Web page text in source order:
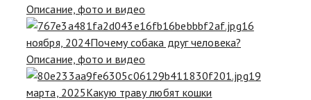
Описание, фото и видео
16
ноября, 2024Почему собака друг человека?
Описание, фото и видео
19
марта, 2025Какую траву любят кошки